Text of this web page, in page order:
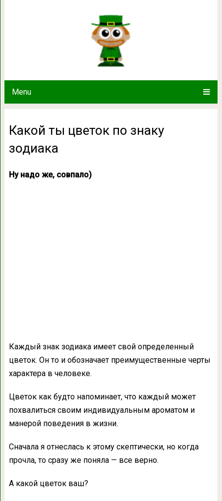
Menu
Какой ты цветок по
Какой ты цветок по знаку
зодиака
Ну надо же, совпало)
Каждый знак зодиака имеет свой определенный
цветок. Он то и обозначает преимущественные черты
характера в человеке.
Цветок как будто напоминает, что каждый может
похвалиться своим индивидуальным ароматом и
манерой поведения в жизни.
Сначала я отнеслась к этому скептически, но когда
прочла, то сразу же поняла — все верно.
А какой цветок ваш?